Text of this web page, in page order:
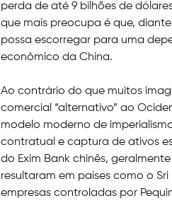
perda de até 9 bilhões de
que mais preocupa é que,
possa escorregar para uma
econômico da China.
Ao contrário do que muitos
comercial “alternativo” ao
modelo moderno de
contratual e captura de ativos
do Exim Bank chinês,
resultaram em países como o
empresas controladas por